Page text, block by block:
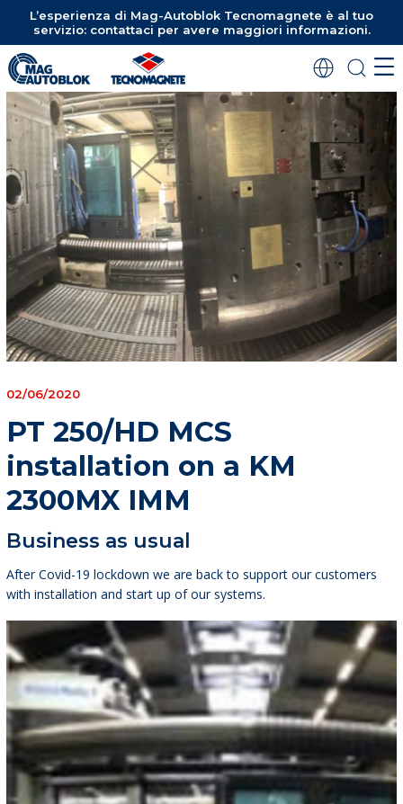
L’esperienza di Mag-Autoblok Tecnomagnete è al tuo
servizio: contattaci per avere maggiori informazioni.
02/06/2020
PT 250/HD MCS
installation on a KM
2300MX IMM
Business as usual
After Covid-19 lockdown we are back to support our customers
with installation and start up of our systems.